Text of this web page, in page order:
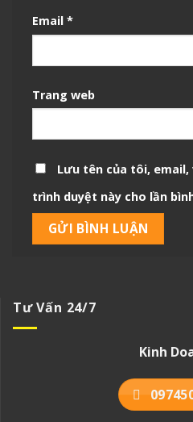
Email *
Trang web
Lưu tên của tôi,
trình duyệt này cho lần
Tư Vấn 24/7
Kinh